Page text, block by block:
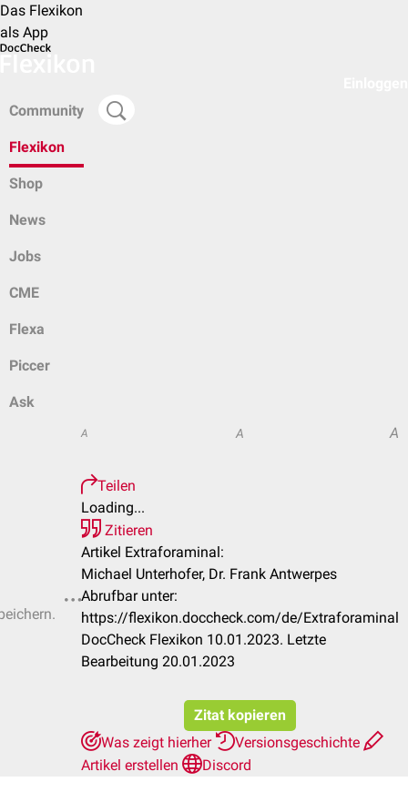
Das Flexikon
als App
Community
Flexikon
Shop
News
Jobs
CME
Flexa
Piccer
Ask
A A A
Teilen
Loading...
Zitieren
Artikel Extraforaminal:
Michael Unterhofer, Dr. Frank Antwerpes
Abrufbar unter:
https://flexikon.doccheck.com/de/Extraforaminal
DocCheck Flexikon 10.01.2023. Letzte
Bearbeitung 20.01.2023
Zitat kopieren
Was zeigt hierher
Versionsgeschichte
Artikel erstellen
Discord